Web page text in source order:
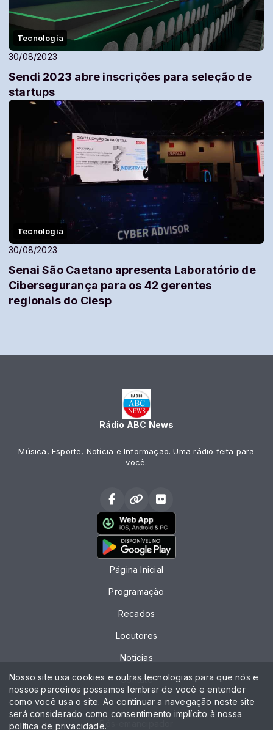
Tecnologia
30/08/2023
Sendi 2023 abre inscrições para seleção de
startups
Tecnologia
30/08/2023
Senai São Caetano apresenta Laboratório de
Cibersegurança para os 42 gerentes
regionais do Ciesp
Rádio ABC News
Música, Esporte, Notícia e Informação. Uma rádio feita para
você.
Página Inicial
Programação
Recados
Locutores
Notícias
Contato
Chat
Pós-emancipador
Nosso site usa cookies e outras tecnologias para que nós e
nossos parceiros possamos lembrar de você e entender
como você usa o site. Ao continuar a navegação neste site
será considerado como consentimento implícito à nossa
política de privacidade.